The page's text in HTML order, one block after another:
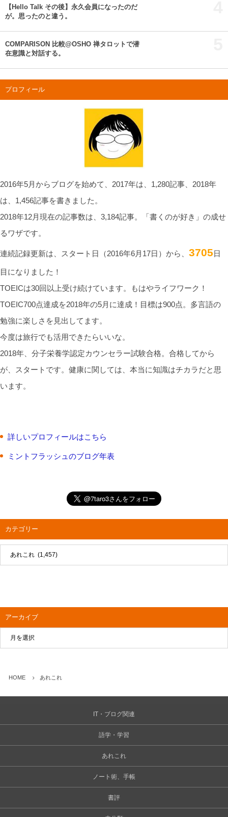
【Hello Talk その後】永久会員になったのだ
が。思ったのと違う。
COMPARISON 比較@OSHO 禅タロットで潜
在意識と対話する。
プロフィール
2016年5月からブログを始めて、2017年は、1,280記事、2018年
は、1,456記事を書きました。
2018年12月現在の記事数は、3,184記事。「書くのが好き」の成せ
るワザです。
連続記録更新は、スタート日（2016年6月17日）から、 3705 日
目になりました！
TOEICは30回以上受け続けています。もはやライフワーク！
TOEIC700点達成を2018年の5月に達成！目標は900点。多言語の
勉強に楽しさを見出してます。
今度は旅行でも活用できたらいいな。
2018年、分子栄養学認定カウンセラー試験合格。合格してから
が、スタートです。健康に関しては、本当に知識はチカラだと思
います。
詳しいプロフィールはこちら
ミントフラッシュのブログ年表
カテゴリー
アーカイブ
HOME あれこれ
IT・ブログ関連
語学・学習
あれこれ
ノート術、手帳
書評